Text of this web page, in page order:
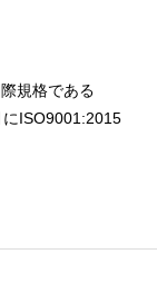
規格である
ISO9001:2015